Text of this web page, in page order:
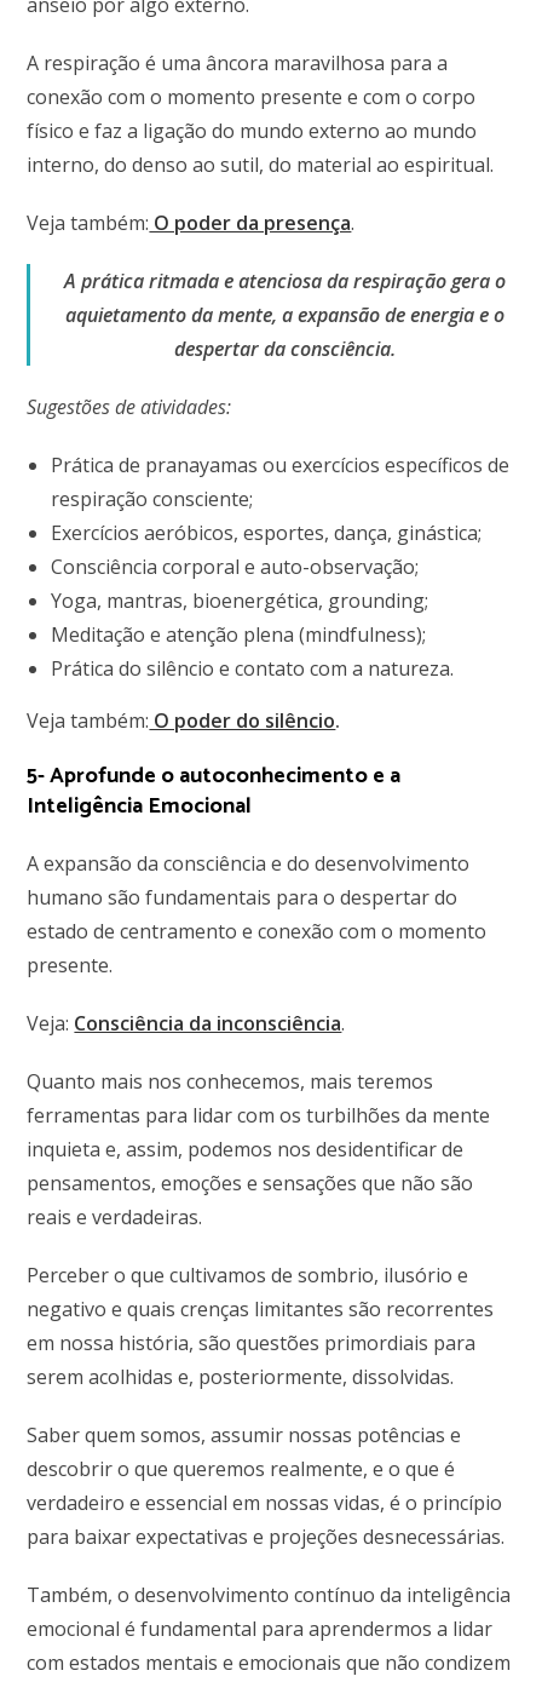
A respiração é uma âncora maravilhosa para a
conexão com o momento presente e com o corpo
físico e faz a ligação do mundo externo ao mundo
interno, do denso ao sutil, do material ao espiritual.
Veja também: O poder da presença.
A prática ritmada e atenciosa da respiração gera o
aquietamento da mente, a expansão de energia e o
despertar da consciência.
Sugestões de atividades:
Prática de pranayamas ou exercícios específicos de
respiração consciente;
Exercícios aeróbicos, esportes, dança, ginástica;
Consciência corporal e auto-observação;
Yoga, mantras, bioenergética, grounding;
Meditação e atenção plena (mindfulness);
Prática do silêncio e contato com a natureza.
Veja também: O poder do silêncio.
5- Aprofunde o autoconhecimento e a
Inteligência Emocional
A expansão da consciência e do desenvolvimento
humano são fundamentais para o despertar do
estado de centramento e conexão com o momento
presente.
Veja: Consciência da inconsciência.
Quanto mais nos conhecemos, mais teremos
ferramentas para lidar com os turbilhões da mente
inquieta e, assim, podemos nos desidentificar de
pensamentos, emoções e sensações que não são
reais e verdadeiras.
Perceber o que cultivamos de sombrio, ilusório e
negativo e quais crenças limitantes são recorrentes
em nossa história, são questões primordiais para
serem acolhidas e, posteriormente, dissolvidas.
Saber quem somos, assumir nossas potências e
descobrir o que queremos realmente, e o que é
verdadeiro e essencial em nossas vidas, é o princípio
para baixar expectativas e projeções desnecessárias.
Também, o desenvolvimento contínuo da inteligência
emocional é fundamental para aprendermos a lidar
com estados mentais e emocionais que não condizem